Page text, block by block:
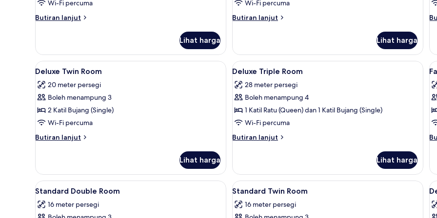
Wi-Fi percuma
Butiran lanjut
Butiran
Lihat harga
Wi-Fi percuma
Butiran lanjut
Butiran
Lihat harga
Lihat
semua
foto
untuk
Deluxe
Twin
Room
Peti besi dalam bilik, ruang kerja komputer riba, Wi-fi percuma
5
Deluxe Twin Room
20 meter persegi
Boleh menampung 3
2 Katil Bujang (Single)
Wi-Fi percuma
Butiran lanjut
Butiran
Twin
Room
Lihat harga
Lihat
semua
foto
untuk
Deluxe
Triple
Room
Deluxe Triple Room | Peti besi
5
Deluxe Triple Room
28 meter persegi
Boleh menampung 4
1 Katil Ratu (Queen) dan 1 Katil Bujang (Single)
Wi-Fi percuma
Butiran lanjut
Butiran
Triple
Room
Lihat harga
Lihat
semua
foto
Peti besi dalam bilik, ruang kerja komputer riba, Wi-fi percuma
6
Standard Double Room
16 meter persegi
Lihat
semua
foto
Peti besi dalam bilik, ruang kerja
5
Standard Twin Room
16 meter persegi